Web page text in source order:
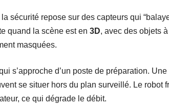
sécurité repose sur des capteurs qui
quand la scène est en 3D, avec des objets
masquées.
s’approche d’un poste de préparation. Une
se situer hors du plan surveillé. Le robot
ce qui dégrade le débit.